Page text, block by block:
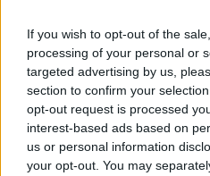
If you wish to opt-out of the
processing of your personal or
targeted advertising by us,
section to confirm your
opt-out request is processed
interest-based ads based on
us or personal information
your opt-out. You may